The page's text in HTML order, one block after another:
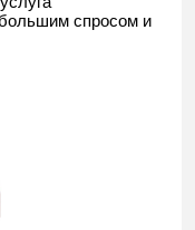
большим спросом и